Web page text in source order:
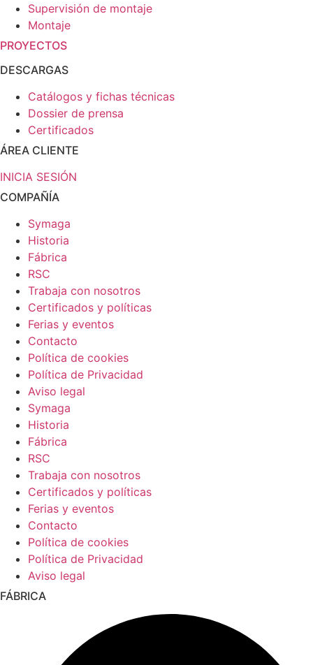
Supervisión de montaje
Montaje
PROYECTOS
DESCARGAS
Catálogos y fichas técnicas
Dossier de prensa
Certificados
ÁREA CLIENTE
INICIA SESIÓN
COMPAÑÍA
Symaga
Historia
Fábrica
RSC
Trabaja con nosotros
Certificados y políticas
Ferias y eventos
Contacto
Política de cookies
Política de Privacidad
Aviso legal
Symaga
Historia
Fábrica
RSC
Trabaja con nosotros
Certificados y políticas
Ferias y eventos
Contacto
Política de cookies
Política de Privacidad
Aviso legal
FÁBRICA